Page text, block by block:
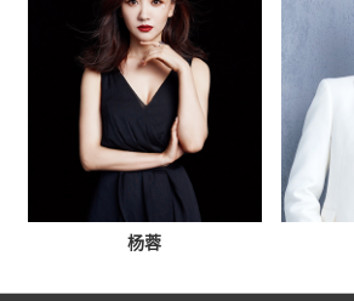
杨蓉